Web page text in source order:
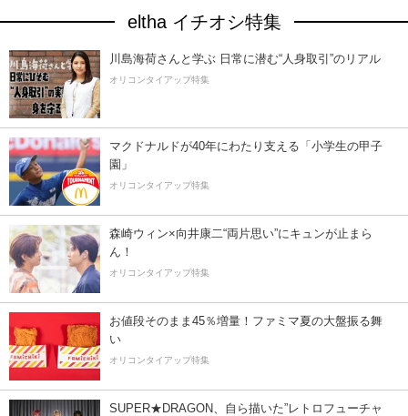
eltha イチオシ特集
川島海荷さんと学ぶ 日常に潜む“人身取引”のリアル
オリコンタイアップ特集
マクドナルドが40年にわたり支える「小学生の甲子
園」
オリコンタイアップ特集
森崎ウィン×向井康二“両片思い”にキュンが止まら
ん！
オリコンタイアップ特集
お値段そのまま45％増量！ファミマ夏の大盤振る舞
い
オリコンタイアップ特集
SUPER★DRAGON、自ら描いた”レトロフューチャ